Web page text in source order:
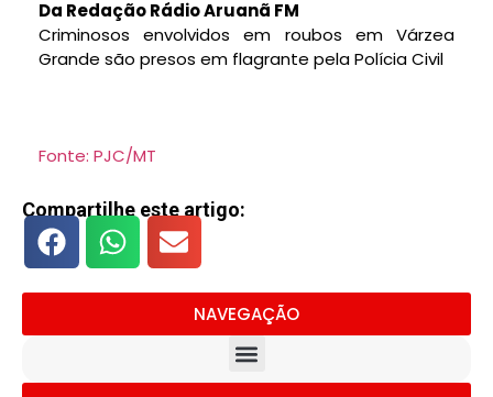
Da Redação Rádio Aruanã FM
Criminosos envolvidos em roubos em Várzea
Grande são presos em flagrante pela Polícia Civil
Fonte: PJC/MT
Compartilhe este artigo:
NAVEGAÇÃO